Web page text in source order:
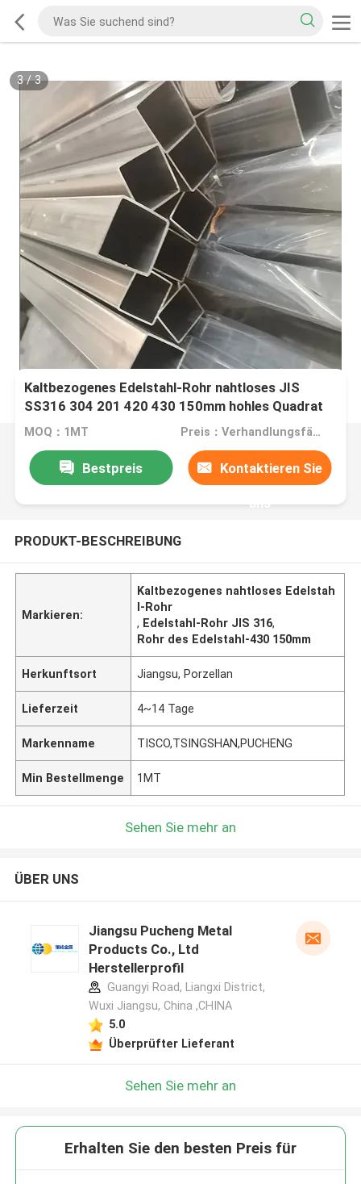
3/3
Kaltbezogenes Edelstahl-Rohr nahtloses JIS
SS316 304 201 420 430 150mm hohles Quadrat
MOQ：1MT Preis：Verhandlungsfähig
Bestpreis Kontaktieren Sie
uns
PRODUKT-BESCHREIBUNG
Markieren:
Kaltbezogenes nahtloses Edelstah
l-Rohr
, Edelstahl-Rohr JIS 316,
Rohr des Edelstahl-430 150mm
Herkunftsort Jiangsu, Porzellan
Lieferzeit 4~14 Tage
Markenname TISCO,TSINGSHAN,PUCHENG
Min Bestellmenge 1MT
Sehen Sie mehr an
ÜBER UNS
Jiangsu Pucheng Metal
Products Co., Ltd
Herstellerprofil
Guangyi Road, Liangxi District,
Wuxi Jiangsu, China ,CHINA
5.0
Überprüfter Lieferant
Sehen Sie mehr an
Erhalten Sie den besten Preis für